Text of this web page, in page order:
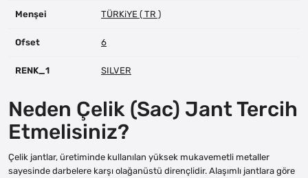
Menşei TÜRKiYE ( TR )
Ofset 6
RENK_1 SILVER
Neden Çelik (Sac) Jant Tercih
Etmelisiniz?
Çelik jantlar, üretiminde kullanılan yüksek mukavemetli metaller
sayesinde darbelere karşı olağanüstü dirençlidir. Alaşımlı jantlara göre